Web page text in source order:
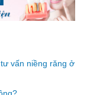
vấn niềng răng ở